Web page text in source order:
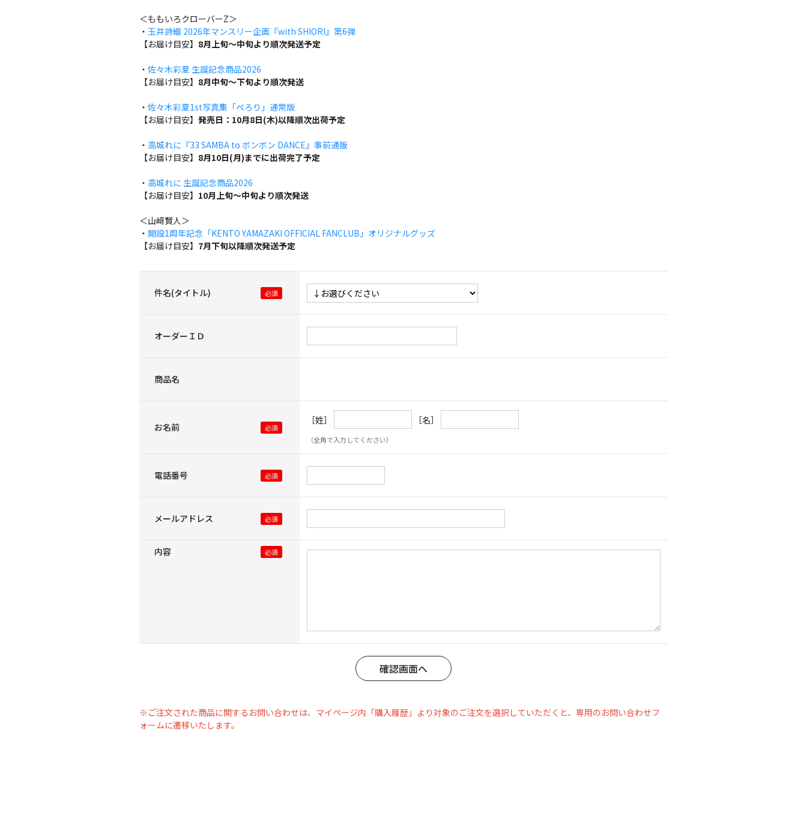
＜ももいろクローバーZ＞
・ 玉井詩織 2026年マンスリー企画『with SHIORI』第6弾
【お届け目安】 8月上旬～中旬より順次発送予定
・ 佐々木彩夏 生誕記念商品2026
【お届け目安】 8月中旬～下旬より順次発送
・ 佐々木彩夏1st写真集「ぺろり」通常版
【お届け目安】 発売日：10月8日(木)以降順次出荷予定
・ 高城れに『33 SAMBA to ボンボン DANCE』事前通販
【お届け目安】 8月10日(月)までに出荷完了予定
・ 高城れに 生誕記念商品2026
【お届け目安】 10月上旬～中旬より順次発送
＜山﨑賢人＞
・ 開設1周年記念「KENTO YAMAZAKI OFFICIAL FANCLUB」オリジナルグッズ
【お届け目安】 7月下旬以降順次発送予定
件名(タイトル)
オーダーＩＤ
商品名
お名前
［姓］ ［名］
（全角で入力してください）
電話番号
メールアドレス
内容
※ご注文された商品に関するお問い合わせは、マイページ内「購入履歴」より対象のご注文を選択していただくと、専用のお問い合わせフ
ォームに遷移いたします。